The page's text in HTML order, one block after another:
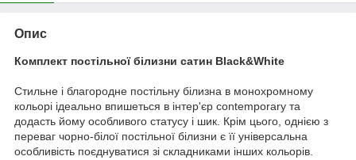
Опис
Комплект постільної білизни сатин Black&White
Стильне і благородне постільну білизна в монохромному
кольорі ідеально впишеться в інтер'єр contemporary та
додасть йому особливого статусу і шик. Крім цього, однією з
переваг чорно-білої постільної білизни є її універсальна
особливість поєднуватися зі складниками інших кольорів.